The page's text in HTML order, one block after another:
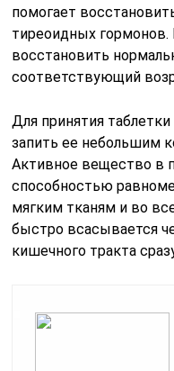
помогает
тиреоидных гормонов.
восстановить
соответствующий
Для принятия
запить ее небольшим
Активное вещество в
способностью
мягким тканям и во
быстро всасывается
кишечного тракта